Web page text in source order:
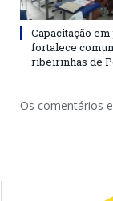
Capacitação
fortalece
ribeirinhas de
Os comentários